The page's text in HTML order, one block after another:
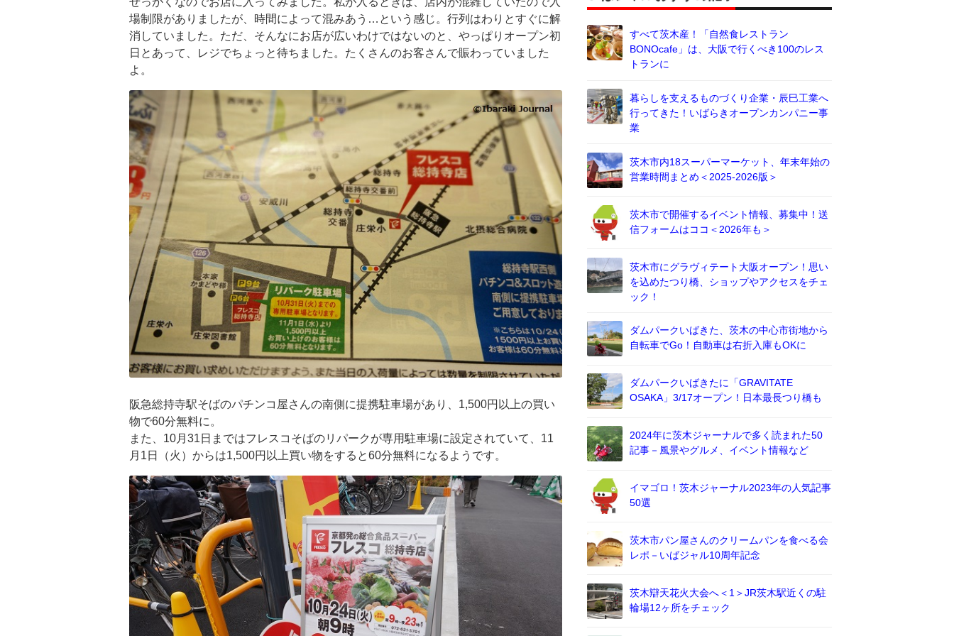
場制限がありましたが、時間によって混みあう…という感じ。行列はわりとすぐに解
消していました。ただ、そんなにお店が広いわけではないのと、やっぱりオープン初
日とあって、レジでちょっと待ちました。たくさんのお客さんで賑わっていました
よ。
阪急総持寺駅そばのパチンコ屋さんの南側に提携駐車場があり、1,500円以上の買い
物で60分無料に。
また、10月31日まではフレスコそばのリパークが専用駐車場に設定されていて、11
月1日（火）からは1,500円以上買い物をすると60分無料になるようです。
すべて茨木産！「自然食レストラン
BONOcafe」は、大阪で行くべき100のレス
トランに
暮らしを支えるものづくり企業・辰巳工業へ
行ってきた！いばらきオープンカンパニー事
業
茨木市内18スーパーマーケット、年末年始の
営業時間まとめ＜2025-2026版＞
茨木市で開催するイベント情報、募集中！送
信フォームはココ＜2026年も＞
茨木市にグラヴィテート大阪オープン！思い
を込めたつり橋、ショップやアクセスをチェ
ック！
ダムパークいばきた、茨木の中心市街地から
自転車でGo！自動車は右折入庫もOKに
ダムパークいばきたに「GRAVITATE
OSAKA」3/17オープン！日本最長つり橋も
2024年に茨木ジャーナルで多く読まれた50
記事－風景やグルメ、イベント情報など
イマゴロ！茨木ジャーナル2023年の人気記事
50選
茨木市パン屋さんのクリームパンを食べる会
レポ－いばジャル10周年記念
茨木辯天花火大会へ＜1＞JR茨木駅近くの駐
輪場12ヶ所をチェック